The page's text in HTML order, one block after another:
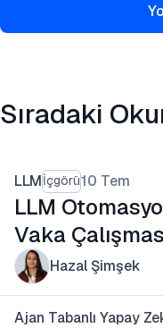
Sıradaki
LLMİçgörü10 Tem
LLM
Vaka
Hazal Şimşek
Ajan Tabanlı Yapay